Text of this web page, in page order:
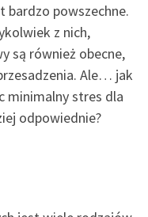
bardzo powszechne.
z nich,
są również obecne,
Ale… jak
minimalny stres dla
odpowiednie?